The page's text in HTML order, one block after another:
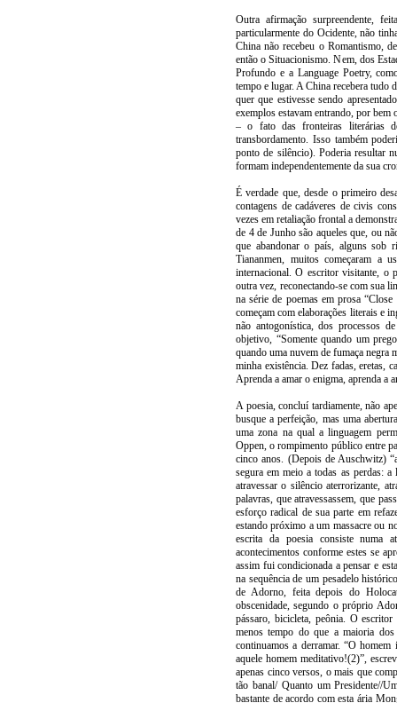
Outra afirmação surpreendente,
particularmente do Ocidente, não
China não recebeu o Romantismo,
então o Situacionismo. Nem, dos
Profundo e a Language Poetry,
tempo e lugar. A China recebera tudo
quer que estivesse sendo
exemplos estavam entrando, por bem
– o fato das fronteiras literárias
transbordamento. Isso também
ponto de silêncio). Poderia resultar
formam independentemente da sua
É verdade que, desde o primeiro
contagens de cadáveres de civis
vezes em retaliação frontal a
de 4 de Junho são aqueles que, ou
que abandonar o país, alguns sob
Tiananmen, muitos começaram a
internacional. O escritor visitante, o
outra vez, reconectando-se com sua
na série de poemas em prosa
começam com elaborações literais e
não antogonística, dos processos
objetivo, “Somente quando um
quando uma nuvem de fumaça negra
minha existência. Dez fadas, eretas,
Aprenda a amar o enigma, aprenda a
A poesia, concluí tardiamente, não
busque a perfeição, mas uma
uma zona na qual a linguagem
Oppen, o rompimento público entre
cinco anos. (Depois de Auschwitz)
segura em meio a todas as perdas:
atravessar o silêncio aterrorizante,
palavras, que atravessassem, que
esforço radical de sua parte em
estando próximo a um massacre ou
escrita da poesia consiste numa
acontecimentos conforme estes se
assim fui condicionada a pensar e
na sequência de um pesadelo
de Adorno, feita depois do
obscenidade, segundo o próprio
pássaro, bicicleta, peônia. O
menos tempo do que a maioria
continuamos a derramar. “O
aquele homem meditativo!(2)”,
apenas cinco versos, o mais que
tão banal/ Quanto um Presidente//
bastante de acordo com esta ária